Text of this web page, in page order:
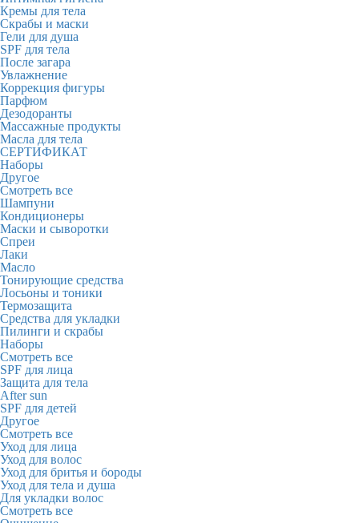
Кремы для тела
Скрабы и маски
Гели для душа
SPF для тела
После загара
Увлажнение
Коррекция фигуры
Парфюм
Дезодоранты
Массажные продукты
Масла для тела
СЕРТИФИКАТ
Наборы
Другое
Смотреть все
Шампуни
Кондиционеры
Маски и сыворотки
Спреи
Лаки
Масло
Тонирующие средства
Лосьоны и тоники
Термозащита
Средства для укладки
Пилинги и скрабы
Наборы
Смотреть все
SPF для лица
Защита для тела
After sun
SPF для детей
Другое
Смотреть все
Уход для лица
Уход для волос
Уход для бритья и бороды
Уход для тела и душа
Для укладки волос
Смотреть все